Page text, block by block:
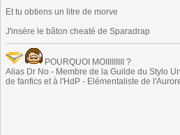
Et tu obtiens un litre de morve
J'insère le bâton cheaté de Sparadrap
POURQUOI MOIIIIIIIII ?
Alias Dr No - Membre de la Guilde du Stylo
de fanfics et à l'HdP - Elémentaliste de